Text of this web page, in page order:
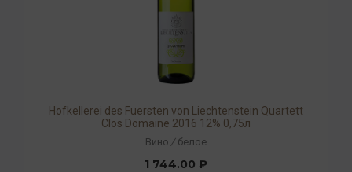
Hofkellerei des Fuersten von Liechtenstein Quartett
Clos Domaine 2016 12% 0,75л
Вино / белое
1 744.00 ₽